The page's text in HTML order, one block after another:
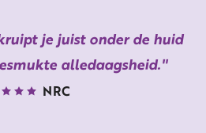
je juist onder de huid
alledaagsheid.
NRC